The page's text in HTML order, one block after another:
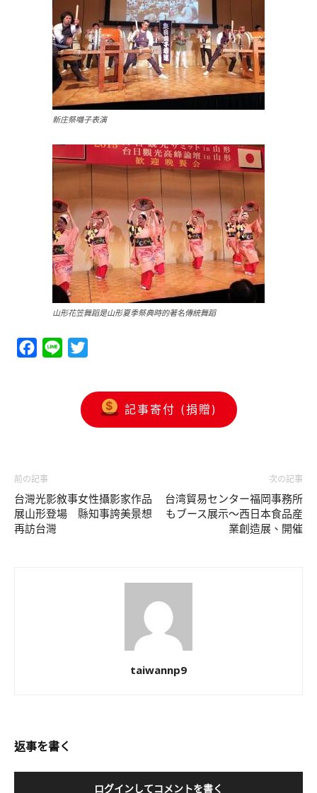
新庄祭囃子表演
山形花笠舞蹈是山形夏季祭典時的著名傳統舞蹈
Facebook
Line
記事寄付 (捐贈)
前の記事
台灣光影敘事女性攝影家作品
展山形登場 縣知事誇美景想
再訪台灣
次の記事
台湾貿易センター福岡事務所
もブース展示〜西日本食品産
業創造展、開催
taiwannp9
返事を書く
ログインしてコメントを書く